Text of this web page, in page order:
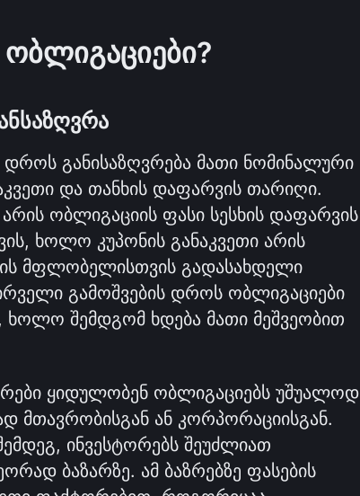
დროს განისაზღვრება მათი ნომინალური
და თანხის დაფარვის თარიღი.
ობლიგაციის ფასი სესხის დაფარვის
ხოლო კუპონის განაკვეთი არის
გამოშვების დროს ობლიგაციები
ხოლო შემდგომ ხდება მათი მეშვეობით
ყიდულობენ ობლიგაციებს უშუალოდ
მთავრობისგან ან კორპორაციისგან.
ინვესტორებს შეუძლიათ
ბაზარზე. ამ ბაზრებზე ფასების